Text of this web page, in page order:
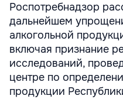
Роспотребнадзор
дальнейшем
алкогольной
включая признание
исследований,
центре по
продукции